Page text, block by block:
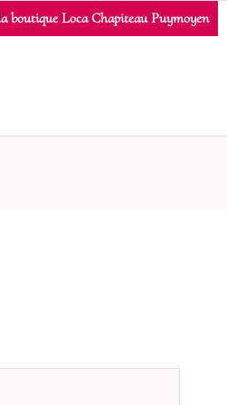
boutique Loca Chapiteau Puymoyen